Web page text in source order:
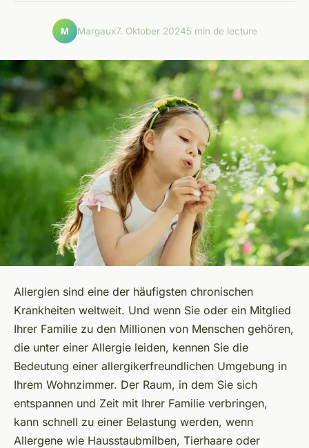
M Margaux7. Oktober 20245 min de lecture
Allergien sind eine der häufigsten chronischen
Krankheiten weltweit. Und wenn Sie oder ein Mitglied
Ihrer Familie zu den Millionen von Menschen gehören,
die unter einer Allergie leiden, kennen Sie die
Bedeutung einer allergikerfreundlichen Umgebung in
Ihrem Wohnzimmer. Der Raum, in dem Sie sich
entspannen und Zeit mit Ihrer Familie verbringen,
kann schnell zu einer Belastung werden, wenn
Allergene wie Hausstaubmilben, Tierhaare oder